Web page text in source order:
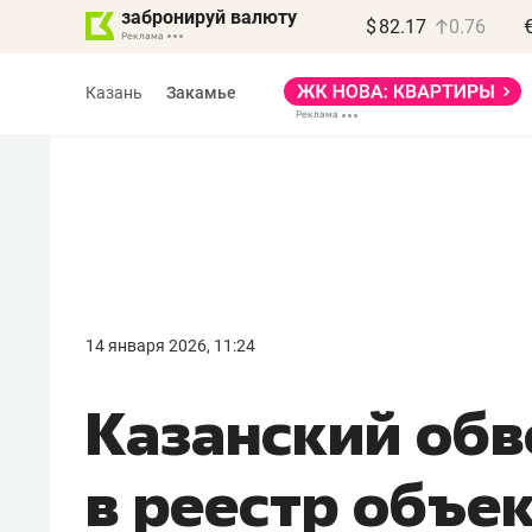
забронируй валюту $ 82.17 0.76
Казань Закамье
14 января 2026, 11:24
Казанский
в реестр
правил, бизнес может
потерять минимум